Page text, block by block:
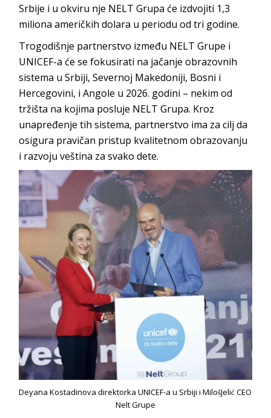
Srbije i u okviru nje NELT Grupa će izdvojiti 1,3
miliona američkih dolara u periodu od tri godine.
Trogodišnje partnerstvo između NELT Grupe i
UNICEF-a će se fokusirati na jačanje obrazovnih
sistema u Srbiji, Severnoj Makedoniji, Bosni i
Hercegovini, i Angole u 2026. godini – nekim od
tržišta na kojima posluje NELT Grupa. Kroz
unapređenje tih sistema, partnerstvo ima za cilj da
osigura pravičan pristup kvalitetnom obrazovanju
i razvoju veština za svako dete.
Deyana Kostadinova direktorka UNICEF-a u Srbiji i MilošJelić CEO
Nelt Grupe